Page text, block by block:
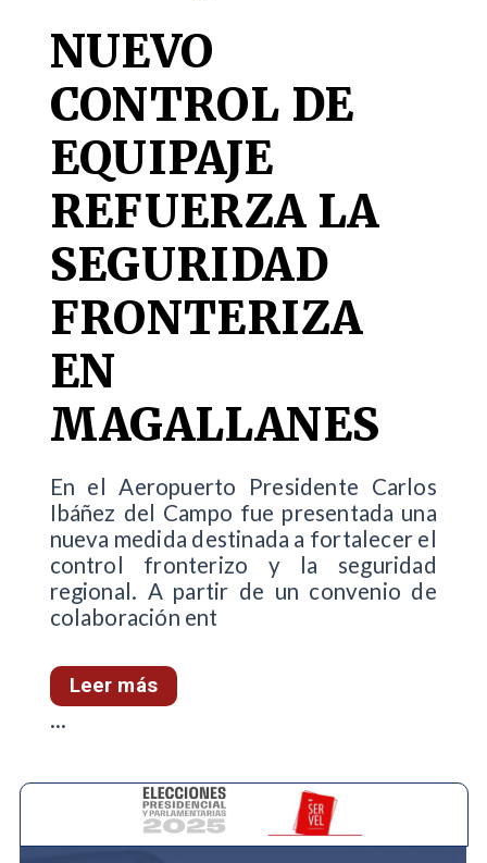
NUEVO
CONTROL DE
EQUIPAJE
REFUERZA LA
SEGURIDAD
FRONTERIZA
EN
MAGALLANES
En el Aeropuerto Presidente Carlos
Ibáñez del Campo fue presentada una
nueva medida destinada a fortalecer el
control fronterizo y la seguridad
regional. A partir de un convenio de
colaboración ent
Leer más
...